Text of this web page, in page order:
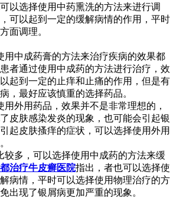
以选择使用中药熏洗的方法来进行调
可以起到一定的缓解病情的作用，平时
面调理。
用中成药膏的方法来治疗疾病的效果都
者通过使用中成药的方法进行治疗，效
起到一定的止痒和止痛的作用，但是有
，最好应该慎重的选择药品。
外用药品，效果并不是非常理想的，
皮肤感染发炎的现象，也可能会引起银
起皮肤搔痒的症状，可以选择使用外用
较多，可以选择使用中成药的方法来缓
治疗牛皮癣医院指出，者也可以选择使
病情，平时可以选择使用物理治疗的方
出现了银屑病更加严重的现象。